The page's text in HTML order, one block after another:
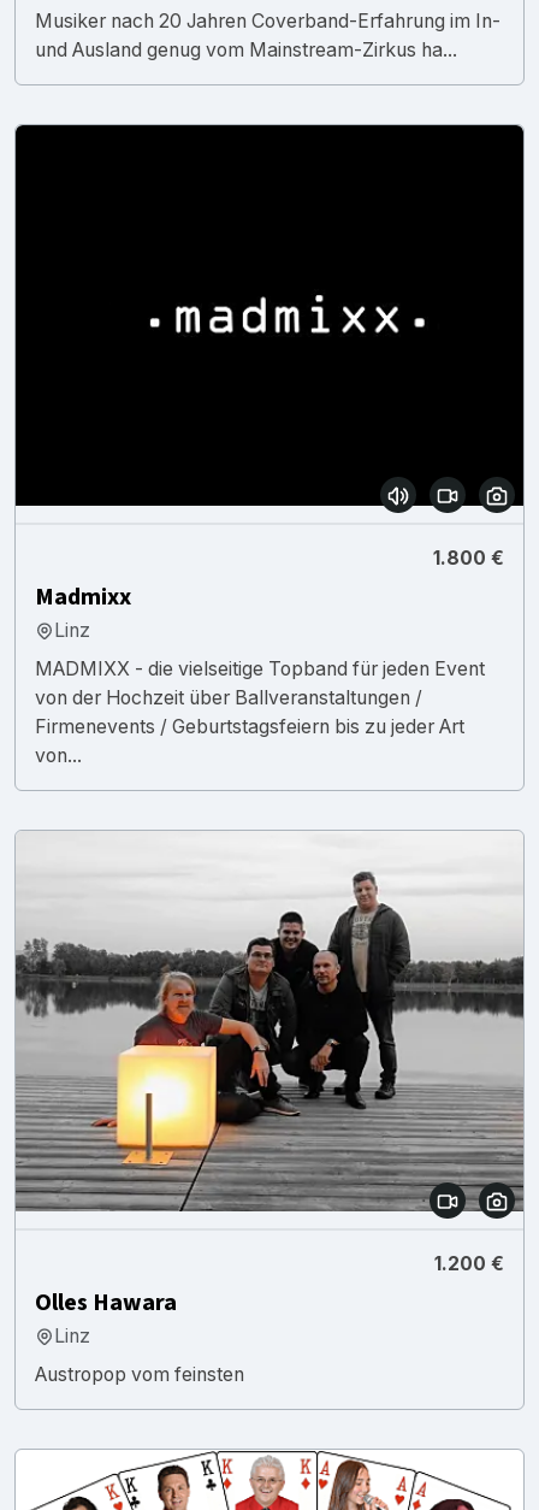
Musiker nach 20 Jahren Coverband-Erfahrung im In-
und Ausland genug vom Mainstream-Zirkus ha...
1.800 €
Madmixx
Linz
MADMIXX - die vielseitige Topband für jeden Event
von der Hochzeit über Ballveranstaltungen /
Firmenevents / Geburtstagsfeiern bis zu jeder Art
von...
1.200 €
Olles Hawara
Linz
Austropop vom feinsten